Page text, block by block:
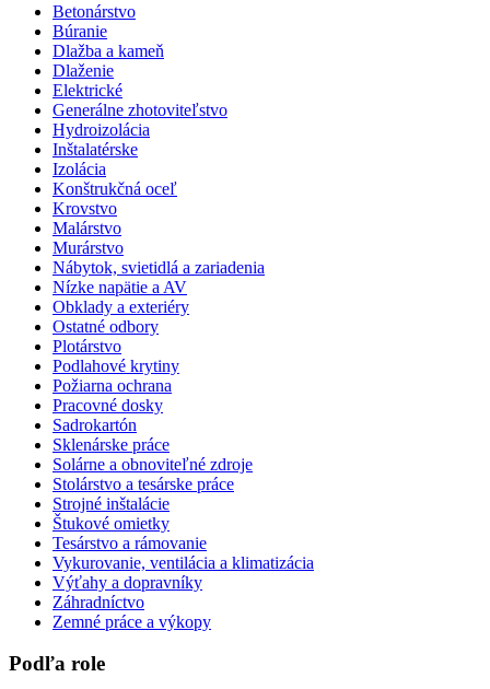
Betonárstvo
Búranie
Dlažba a kameň
Dlaženie
Elektrické
Generálne zhotoviteľstvo
Hydroizolácia
Inštalatérske
Izolácia
Konštrukčná oceľ
Krovstvo
Malárstvo
Murárstvo
Nábytok, svietidlá a zariadenia
Nízke napätie a AV
Obklady a exteriéry
Ostatné odbory
Plotárstvo
Podlahové krytiny
Požiarna ochrana
Pracovné dosky
Sadrokartón
Sklenárske práce
Solárne a obnoviteľné zdroje
Stolárstvo a tesárske práce
Strojné inštalácie
Štukové omietky
Tesárstvo a rámovanie
Vykurovanie, ventilácia a klimatizácia
Výťahy a dopravníky
Záhradníctvo
Zemné práce a výkopy
Podľa role